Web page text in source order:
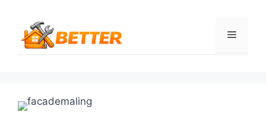
indhold
Menu